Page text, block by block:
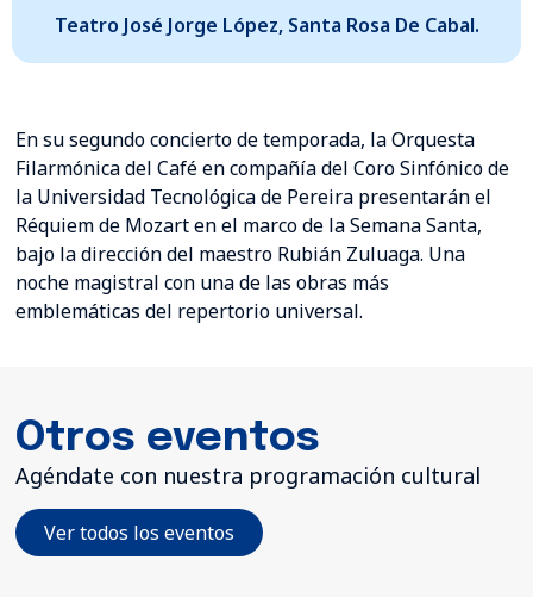
Teatro José Jorge López, Santa Rosa De Cabal.
En su segundo concierto de temporada, la Orquesta
Filarmónica del Café en compañía del Coro Sinfónico de
la Universidad Tecnológica de Pereira presentarán el
Réquiem de Mozart en el marco de la Semana Santa,
bajo la dirección del maestro Rubián Zuluaga. Una
noche magistral con una de las obras más
emblemáticas del repertorio universal.
Otros eventos
Agéndate con nuestra programación cultural
Ver todos los eventos